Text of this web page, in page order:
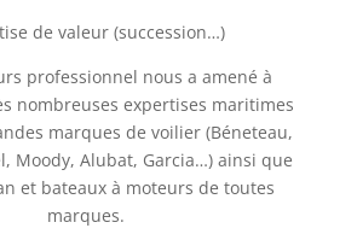
de valeur (succession…)
professionnel nous a amené à
nombreuses expertises maritimes
marques de voilier (Béneteau,
Moody, Alubat, Garcia…) ainsi que
et bateaux à moteurs de toutes
marques.